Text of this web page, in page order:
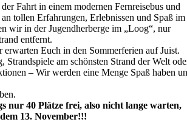
Fahrt in einem modernen Fernreisebus und
tollen Erfahrungen, Erlebnissen und Spaß im
wir in der Jugendherberge im „Loog“, nur
entfernt.
erwarten Euch in den Sommerferien auf Juist.
Strandspiele am schönsten Strand der Welt
– Wir werden eine Menge Spaß haben
nur 40 Plätze frei, also nicht lange warten,
13. November!!!